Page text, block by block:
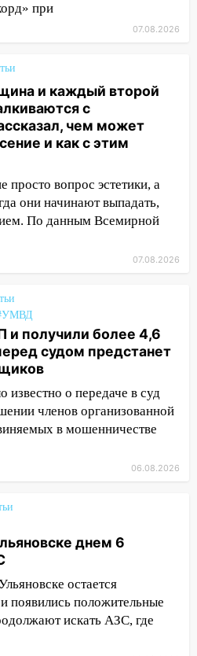
борьбы: ульяновские
засудить УК
звезды сулят
испытания на
Тюленева
92-летнюю
области
области
на трассе и
на 6 августа в
рок и силовой
пройдет
«Наше время»
в Ульяновске 5
дня: список АЗС
горло: в
с судимым
для женщины
без прав
мопеде и попала в
при
07.08.2026
и каждый второй
с
чем может
и как с этим
вопрос эстетики, а
они начинают выпадать,
По данным Всемирной
07.08.2026
и получили более 4,6
судом предстанет
известно о передаче в суд
членов организованной
в мошенничестве
06.08.2026
днем 6
остается
появились положительные
искать АЗС, где